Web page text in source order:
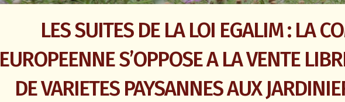
LES SUITES DE LA LOI EGALIM : LA
EUROPEENNE S’OPPOSE A LA VENTE
DE VARIETES PAYSANNES AUX